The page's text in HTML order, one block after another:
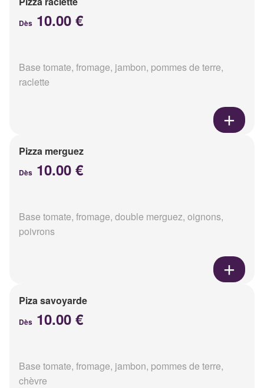
Dès 10.00 €
Base tomate, fromage, jambon, pommes de terre,
raclette
Pizza merguez
Dès 10.00 €
Base tomate, fromage, double merguez, oignons,
poivrons
Piza savoyarde
Dès 10.00 €
Base tomate, fromage, jambon, pommes de terre,
chèvre